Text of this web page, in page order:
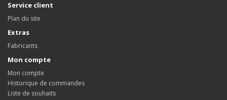
Service client
Plan du site
Extras
Fabricants
Mon compte
Mon compte
Historique de commandes
Liste de souhaits